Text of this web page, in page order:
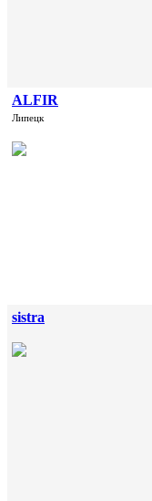
ALFIR
Липецк
sistra